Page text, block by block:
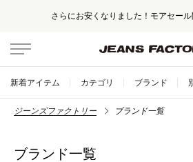
さらにお安くなりました！モアセール
新着アイテム カテゴリ ブランド
ジーンズファクトリー ブランド一覧
ブランド一覧